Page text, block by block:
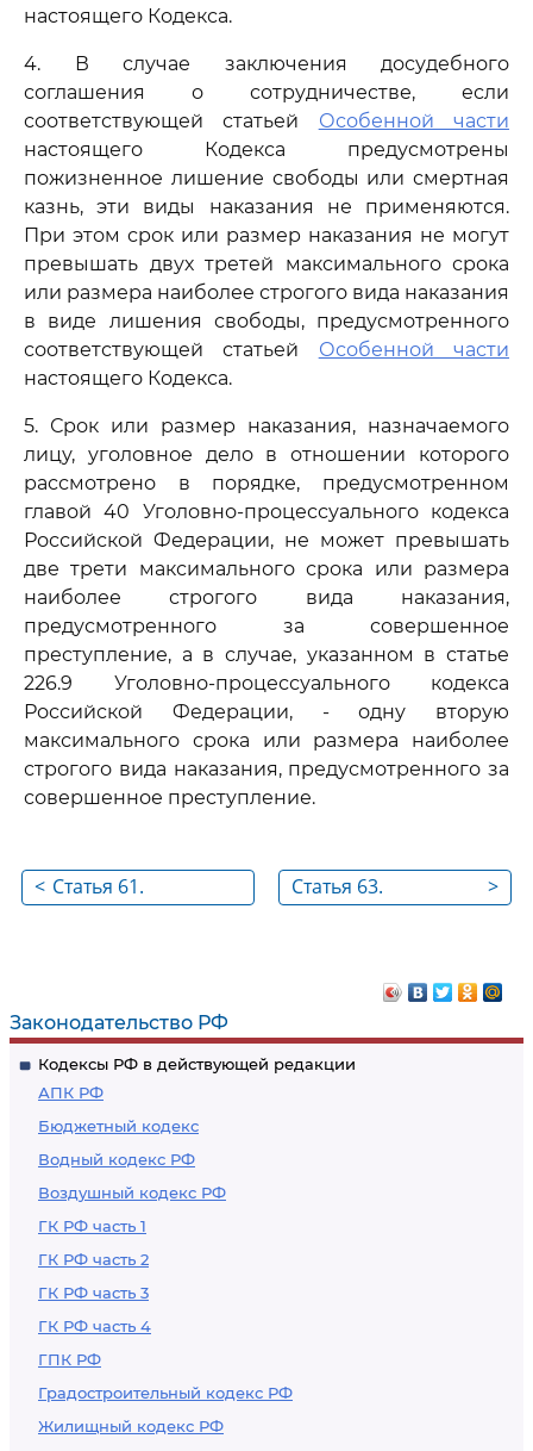
Законодательство РФ
Кодексы РФ в действующей редакции
АПК РФ
Бюджетный кодекс
Водный кодекс РФ
Воздушный кодекс РФ
ГК РФ часть 1
ГК РФ часть 2
ГК РФ часть 3
ГК РФ часть 4
ГПК РФ
Градостроительный кодекс РФ
Жилищный кодекс РФ
настоящего Кодекса.
4. В случае заключения досудебного
соглашения о сотрудничестве, если
соответствующей статьей Особенной части
настоящего Кодекса предусмотрены
пожизненное лишение свободы или смертная
казнь, эти виды наказания не применяются.
При этом срок или размер наказания не могут
превышать двух третей максимального срока
или размера наиболее строгого вида наказания
в виде лишения свободы, предусмотренного
соответствующей статьей Особенной части
настоящего Кодекса.
5. Срок или размер наказания, назначаемого
лицу, уголовное дело в отношении которого
рассмотрено в порядке, предусмотренном
главой 40 Уголовно-процессуального кодекса
Российской Федерации, не может превышать
две трети максимального срока или размера
наиболее строгого вида наказания,
предусмотренного за совершенное
преступление, а в случае, указанном в статье
226.9 Уголовно-процессуального кодекса
Российской Федерации, - одну вторую
максимального срока или размера наиболее
строгого вида наказания, предусмотренного за
совершенное преступление.
< Статья 61.
>
Статья 63.
наказание